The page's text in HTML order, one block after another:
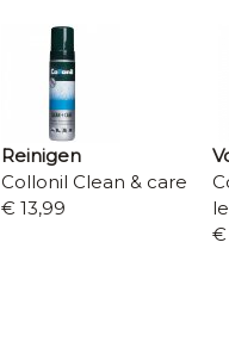
Reinigen
Collonil Clean & care
€ 13,99
€